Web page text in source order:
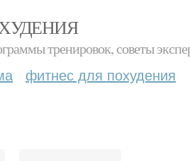
тренировок, советы
фитнес для похудения